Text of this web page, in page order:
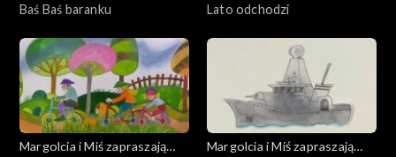
dziś
Baś Baś baranku
dziś
Lato odchodzi
Margolcia i Miś zapraszają
Margolcia i Miś zapraszają